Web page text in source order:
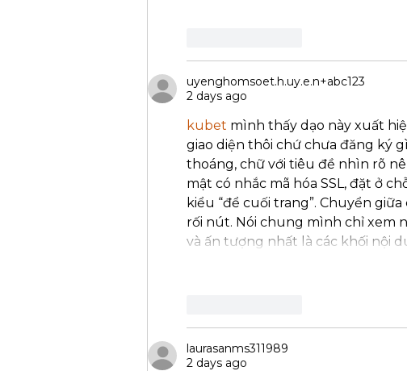
uyenghomsoet.h.uy.e.n+abc123
2 days ago
kubet mình thấy dạo này xuất
giao diện thôi chứ chưa đăng ký
thoáng, chữ với tiêu đề nhìn rõ
mật có nhắc mã hóa SSL, đặt ở
kiểu “để cuối trang”. Chuyển
rối nút. Nói chung mình chỉ xem
và ấn tượng nhất là các khối nội
laurasanms311989
2 days ago